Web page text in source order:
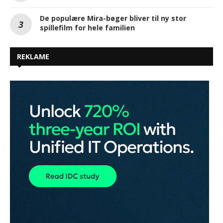
De populære Mira-bøger bliver til ny stor
spillefilm for hele familien
REKLAME